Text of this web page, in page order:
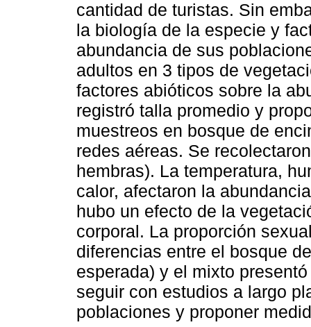
cantidad de turistas. Sin
la biología de la especie y
abundancia de sus
adultos en 3 tipos de
factores abióticos sobre la
registró talla promedio y
muestreos en bosque de
redes aéreas. Se
hembras). La temperatura,
calor, afectaron la
hubo un efecto de la
corporal. La proporción
diferencias entre el bosque
esperada) y el mixto
seguir con estudios a largo
poblaciones y proponer